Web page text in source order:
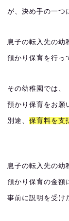
が、決め手の一つ
息子の転入先の幼
預かり保育を行っ
その幼稚園では、
預かり保育をお願
別途、 保育料を支
息子の転入先の幼
預かり保育の金額
事前に説明を受け